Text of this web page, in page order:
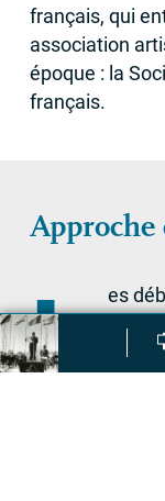
français, qui
association
époque : la
français.
L
es
L’école